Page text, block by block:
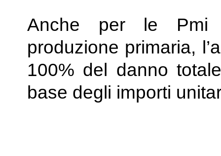
Anche per le Pmi
produzione primaria,
100% del danno
base degli importi